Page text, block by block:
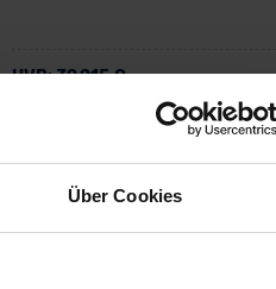
Über Cookies
UVP:39.915 €
ab425 /Monat